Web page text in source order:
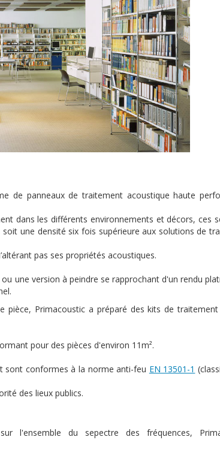
de panneaux de traitement acoustique haute
dans les différents environnements et décors, ces
une densité six fois supérieure aux solutions de
pas ses propriétés acoustiques.
une version à peindre se rapprochant d'un rendu
pièce, Primacoustic a préparé des kits de
pour des pièces d'environ 11m².
sont conformes à la norme anti-feu EN 13501-1
des lieux publics.
l'ensemble du sepectre des fréquences,